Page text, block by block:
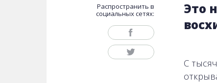
Распространить в
социальных сетях:
Это
С